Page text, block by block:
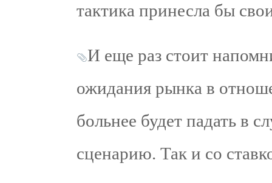
тактика принесла бы
И еще раз стоит
ожидания рынка в
больнее будет падать в
сценарию. Так и со